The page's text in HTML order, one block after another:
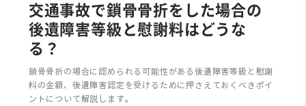
交通事故で鎖骨骨折をした場合の
後遺障害等級と慰謝料はどうな
る？
鎖骨骨折の場合に認められる可能性がある後遺障害等級と慰謝
料の金額、後遺障害認定を受けるために押さえておくべきポイ
ントについて解説します。